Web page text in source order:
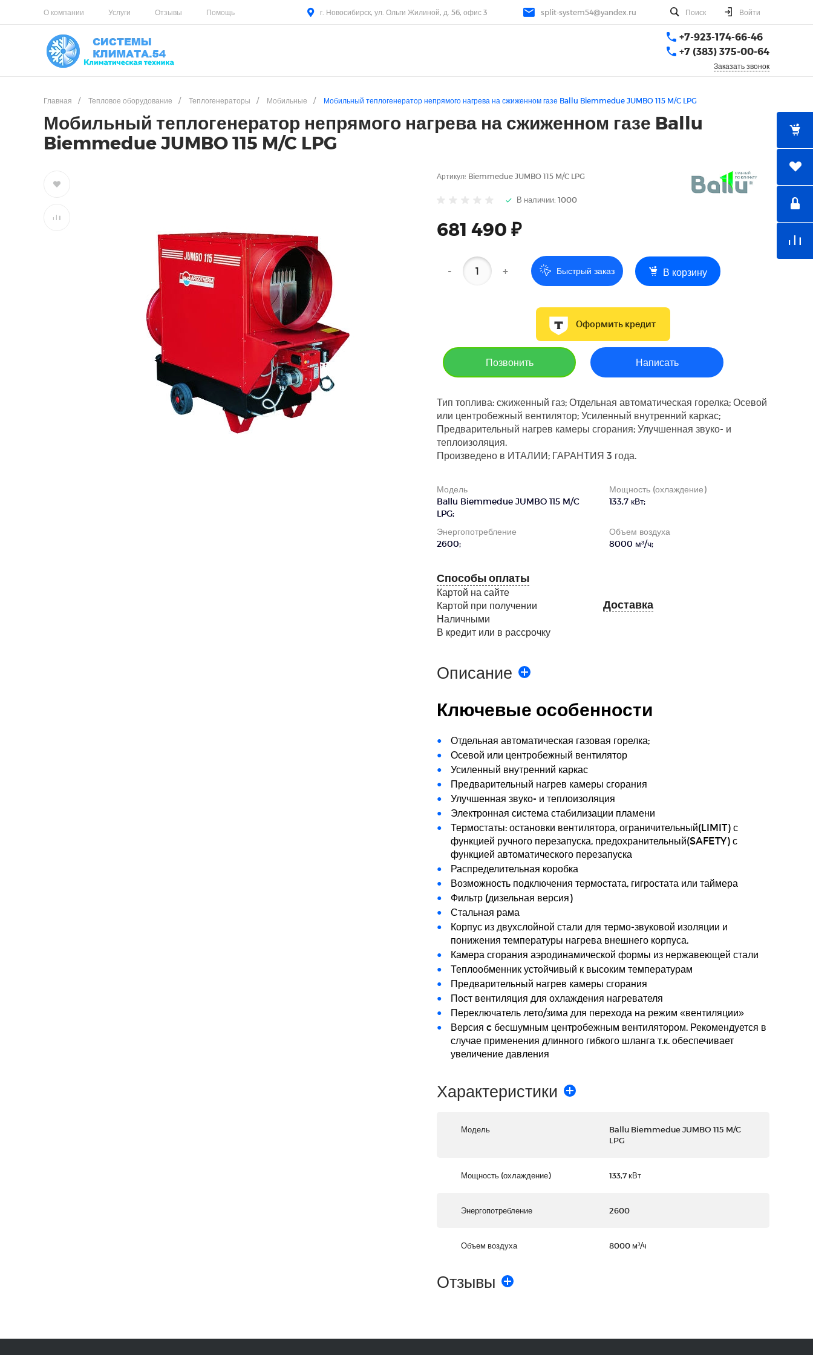
О компании Услуги Отзывы Помощь г. Новосибирск, ул. Ольги Жилиной, д. 56, офис 3 split-system54@yandex.ru Поиск Войти
+7-923-174-66-46
+7 (383) 375-00-64
Заказать звонок
Главная / Тепловое оборудование / Теплогенераторы / Мобильные / Мобильный теплогенератор непрямого нагрева на сжиженном газе Ballu Biemmedue JUMBO 115 M/C LPG
Мобильный теплогенератор непрямого нагрева на сжиженном газе Ballu
Biemmedue JUMBO 115 M/C LPG
Артикул: Biemmedue JUMBO 115 M/C LPG
В наличии: 1000
681 490 ₽
- + Быстрый заказ В корзину
Оформить кредит
Позвонить Написать
Тип топлива: сжиженный газ; Отдельная автоматическая горелка; Осевой
или центробежный вентилятор; Усиленный внутренний каркас;
Предварительный нагрев камеры сгорания; Улучшенная звуко- и
теплоизоляция.
Произведено в ИТАЛИИ; ГАРАНТИЯ 3 года.
Модель
Ballu Biemmedue JUMBO 115 M/C
LPG;
Мощность (охлаждение)
133,7 кВт;
Энергопотребление
2600;
Объем воздуха
8000 м³/ч;
Способы оплаты
Картой на сайте
Картой при получении
Наличными
В кредит или в рассрочку
Доставка
Описание
Ключевые особенности
Отдельная автоматическая газовая горелка;
Осевой или центробежный вентилятор
Усиленный внутренний каркас
Предварительный нагрев камеры сгорания
Улучшенная звуко- и теплоизоляция
Электронная система стабилизации пламени
Термостаты: остановки вентилятора, ограничительный(LIMIT) с
функцией ручного перезапуска, предохранительный(SAFETY) с
функцией автоматического перезапуска
Распределительная коробка
Возможность подключения термостата, гигростата или таймера
Фильтр (дизельная версия)
Стальная рама
Корпус из двухслойной стали для термо-звуковой изоляции и
понижения температуры нагрева внешнего корпуса.
Камера сгорания аэродинамической формы из нержавеющей стали
Теплообменник устойчивый к высоким температурам
Предварительный нагрев камеры сгорания
Пост вентиляция для охлаждения нагревателя
Переключатель лето/зима для перехода на режим «вентиляции»
Версия c бесшумным центробежным вентилятором. Рекомендуется в
случае применения длинного гибкого шланга т.к. обеспечивает
увеличение давления
Характеристики
Модель
Ballu Biemmedue JUMBO 115 M/C
LPG
Мощность (охлаждение) 133,7 кВт
Энергопотребление 2600
Объем воздуха 8000 м³/ч
Отзывы